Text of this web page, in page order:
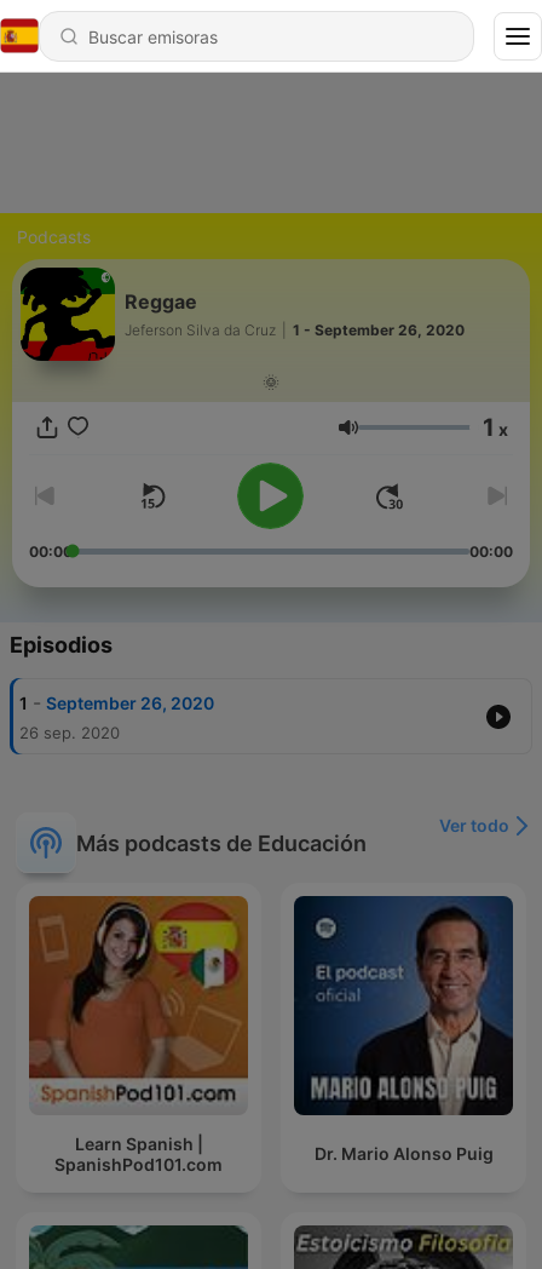
Podcasts
Reggae
Jeferson Silva da Cruz 1 - September 26, 2020
🌞
Volumen 1 x
00:00 00:00
Episodios
1 - September 26, 2020
26 sep. 2020
Más podcasts de Educación
Ver todo
Learn Spanish |
SpanishPod101.com
Dr. Mario Alonso Puig